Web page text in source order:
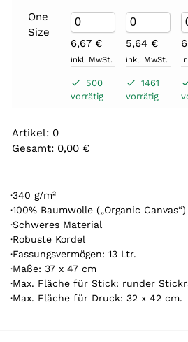
One
Size
6,67 €
inkl. MwSt.
500
vorrätig
5,64 €
inkl. MwSt.
1461
vorrätig
Artikel: 0
Gesamt: 0,00 €
r
t
i
k
e
l
.
Y
·340 g/m²
·100% Baumwolle („Organic Canvas“)
·Schweres Material
·Robuste Kordel
·Fassungsvermögen: 13 Ltr.
·Maße: 37 x 47 cm
·Max. Fläche für Stick: runder
·Max. Fläche für Druck: 32 x 42 cm.